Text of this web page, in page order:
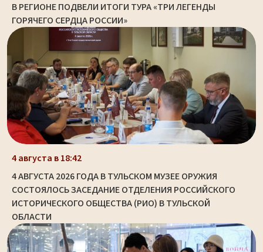
В РЕГИОНЕ ПОДВЕЛИ ИТОГИ ТУРА «ТРИ ЛЕГЕНДЫ
ГОРЯЧЕГО СЕРДЦА РОССИИ»
4 августа в 18:42
4 АВГУСТА 2026 ГОДА В ТУЛЬСКОМ МУЗЕЕ ОРУЖИЯ
СОСТОЯЛОСЬ ЗАСЕДАНИЕ ОТДЕЛЕНИЯ РОССИЙСКОГО
ИСТОРИЧЕСКОГО ОБЩЕСТВА (РИО) В ТУЛЬСКОЙ
ОБЛАСТИ